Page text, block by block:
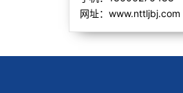
网址：www.nttljbj.com